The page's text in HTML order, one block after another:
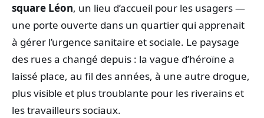
square Léon, un lieu d’accueil pour les usagers —
une porte ouverte dans un quartier qui apprenait
à gérer l’urgence sanitaire et sociale. Le paysage
des rues a changé depuis : la vague d’héroïne a
laissé place, au fil des années, à une autre drogue,
plus visible et plus troublante pour les riverains et
les travailleurs sociaux.